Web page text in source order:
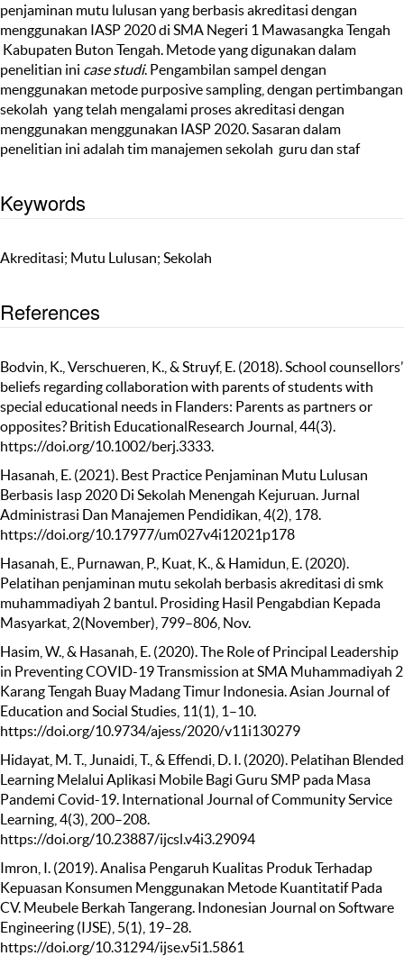
penjaminan mutu lulusan yang berbasis akreditasi dengan
menggunakan IASP 2020 di SMA Negeri 1 Mawasangka Tengah
Kabupaten Buton Tengah. Metode yang digunakan dalam
penelitian ini case studi. Pengambilan sampel dengan
menggunakan metode purposive sampling, dengan pertimbangan
sekolah yang telah mengalami proses akreditasi dengan
menggunakan menggunakan IASP 2020. Sasaran dalam
penelitian ini adalah tim manajemen sekolah guru dan staf
Keywords
Akreditasi; Mutu Lulusan; Sekolah
References
Bodvin, K., Verschueren, K., & Struyf, E. (2018). School counsellors’
beliefs regarding collaboration with parents of students with
special educational needs in Flanders: Parents as partners or
opposites? British EducationalResearch Journal, 44(3).
https://doi.org/10.1002/berj.3333.
Hasanah, E. (2021). Best Practice Penjaminan Mutu Lulusan
Berbasis Iasp 2020 Di Sekolah Menengah Kejuruan. Jurnal
Administrasi Dan Manajemen Pendidikan, 4(2), 178.
https://doi.org/10.17977/um027v4i12021p178
Hasanah, E., Purnawan, P., Kuat, K., & Hamidun, E. (2020).
Pelatihan penjaminan mutu sekolah berbasis akreditasi di smk
muhammadiyah 2 bantul. Prosiding Hasil Pengabdian Kepada
Masyarkat, 2(November), 799–806, Nov.
Hasim, W., & Hasanah, E. (2020). The Role of Principal Leadership
in Preventing COVID-19 Transmission at SMA Muhammadiyah 2
Karang Tengah Buay Madang Timur Indonesia. Asian Journal of
Education and Social Studies, 11(1), 1–10.
https://doi.org/10.9734/ajess/2020/v11i130279
Hidayat, M. T., Junaidi, T., & Effendi, D. I. (2020). Pelatihan Blended
Learning Melalui Aplikasi Mobile Bagi Guru SMP pada Masa
Pandemi Covid-19. International Journal of Community Service
Learning, 4(3), 200–208.
https://doi.org/10.23887/ijcsl.v4i3.29094
Imron, I. (2019). Analisa Pengaruh Kualitas Produk Terhadap
Kepuasan Konsumen Menggunakan Metode Kuantitatif Pada
CV. Meubele Berkah Tangerang. Indonesian Journal on Software
Engineering (IJSE), 5(1), 19–28.
https://doi.org/10.31294/ijse.v5i1.5861